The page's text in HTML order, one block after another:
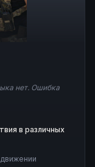
нет. Ошибка
в различных